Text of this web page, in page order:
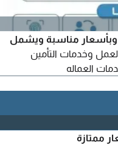
مناسبة ويشمل
وخدمات التأمين
العماله
ممتازة